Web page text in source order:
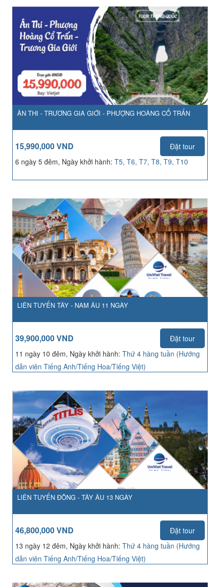
ÂN THI - TRƯƠNG GIA GIỚI - PHƯỢNG HOÀNG CỔ TRẤN
15,990,000 VND
Đặt tour
6 ngày 5 đêm, Ngày khởi hành: T5, T6, T7, T8, T9, T10
LIÊN TUYẾN TÂY - NAM ÂU 11 NGÀY
39,900,000 VND
Đặt tour
11 ngày 10 đêm, Ngày khởi hành: Thứ 4 hàng tuần (Hướng
dẫn viên Tiếng Anh/Tiếng Hoa/Tiếng Việt)
LIÊN TUYẾN ĐÔNG - TÂY ÂU 13 NGÀY
46,800,000 VND
Đặt tour
13 ngày 12 đêm, Ngày khởi hành: Thứ 4 hàng tuần (Hướng
dẫn viên Tiếng Anh/Tiếng Hoa/Tiếng Việt)